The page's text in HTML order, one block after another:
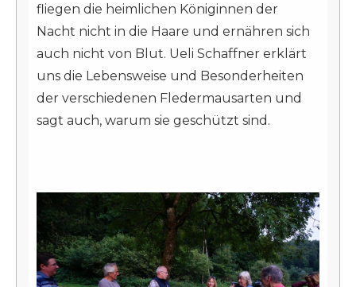
fliegen die heimlichen Königinnen der
Nacht nicht in die Haare und ernähren sich
auch nicht von Blut. Ueli Schaffner erklärt
uns die Lebensweise und Besonderheiten
der verschiedenen Fledermausarten und
sagt auch, warum sie geschützt sind.